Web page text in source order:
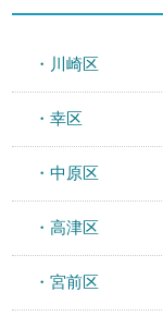
・川崎区
・幸区
・中原区
・高津区
・宮前区